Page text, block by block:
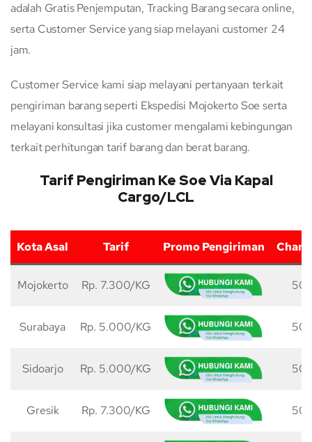
adalah Gratis Penjemputan, Tracking Barang secara online,
serta Customer Service yang siap melayani customer 24
jam.
Customer Service kami siap melayani pertanyaan terkait
pengiriman barang seperti Ekspedisi Mojokerto Soe serta
melayani konsultasi jika customer mengalami kebingungan
terkait perhitungan tarif barang dan berat barang.
Tarif Pengiriman Ke Soe Via Kapal
Cargo/LCL
Kota Asal Tarif Promo Pengiriman
Mojokerto Rp. 7.300/KG 50
Surabaya Rp. 5.000/KG 50
Sidoarjo Rp. 5.000/KG 50
Gresik Rp. 7.300/KG 50